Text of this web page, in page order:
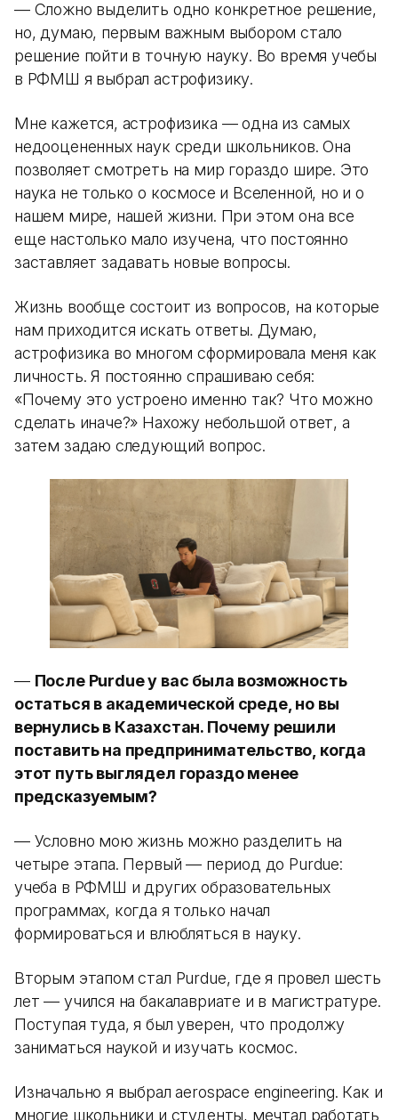
— Сложно выделить одно конкретное решение,
но, думаю, первым важным выбором стало
решение пойти в точную науку. Во время учебы
в РФМШ я выбрал астрофизику.
Мне кажется, астрофизика — одна из самых
недооцененных наук среди школьников. Она
позволяет смотреть на мир гораздо шире. Это
наука не только о космосе и Вселенной, но и о
нашем мире, нашей жизни. При этом она все
еще настолько мало изучена, что постоянно
заставляет задавать новые вопросы.
Жизнь вообще состоит из вопросов, на которые
нам приходится искать ответы. Думаю,
астрофизика во многом сформировала меня как
личность. Я постоянно спрашиваю себя:
«Почему это устроено именно так? Что можно
сделать иначе?» Нахожу небольшой ответ, а
затем задаю следующий вопрос.
— После Purdue у вас была возможность
остаться в академической среде, но вы
вернулись в Казахстан. Почему решили
поставить на предпринимательство, когда
этот путь выглядел гораздо менее
предсказуемым?
— Условно мою жизнь можно разделить на
четыре этапа. Первый — период до Purdue:
учеба в РФМШ и других образовательных
программах, когда я только начал
формироваться и влюбляться в науку.
Вторым этапом стал Purdue, где я провел шесть
лет — учился на бакалавриате и в магистратуре.
Поступая туда, я был уверен, что продолжу
заниматься наукой и изучать космос.
Изначально я выбрал aerospace engineering. Как и
многие школьники и студенты, мечтал работать